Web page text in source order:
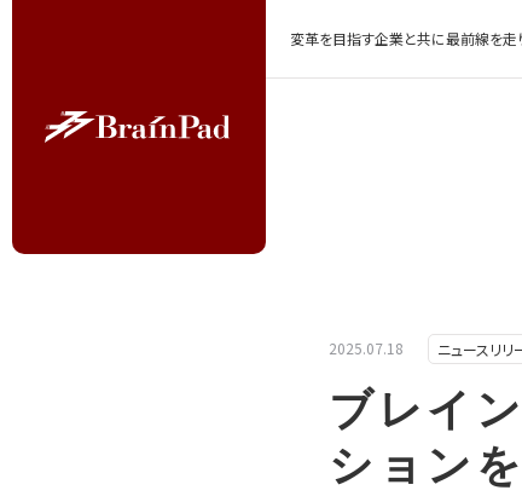
変革を目指す企業と共に最前線を走
2025.07.18 ニュースリリ
ブレイ
ション